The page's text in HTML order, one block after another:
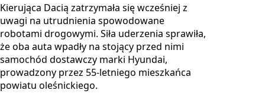
Kierująca Dacią zatrzymała się wcześniej z
uwagi na utrudnienia spowodowane
robotami drogowymi. Siła uderzenia sprawiła,
że oba auta wpadły na stojący przed nimi
samochód dostawczy marki Hyundai,
prowadzony przez 55-letniego mieszkańca
powiatu oleśnickiego.